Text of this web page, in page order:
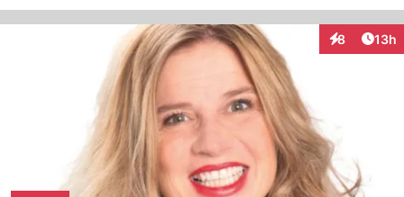
8
Interaktionen
13h